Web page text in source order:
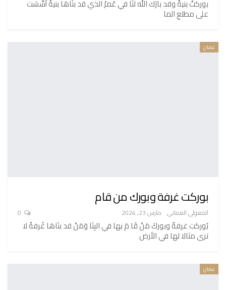
بوركتْ بنيةّ وقد بارَك الله لنَا في عُمرْ الذي قد بنَاهَا بنيةٌ أُسِّسَت
على مطلعِ الما
عمان
بوركت غرفة وبورك من قام
المعولي العماني مارس 23, 2024
بُوركت غرفةٌ وبوركَ مَنْ قَا مَ بها في البِنَا وَمَنْ قد بنَاهَا غُرفةٌ لا
ترى مثالا لها في الأرض
عمان